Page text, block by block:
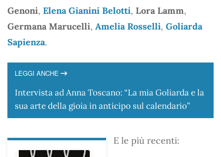
Genoni, Elena Gianini Belotti, Lora Lamm,
Germana Marucelli, Amelia Rosselli, Goliarda
Sapienza.
LEGGI ANCHE
Intervista ad Anna Toscano: “La mia Goliarda e la
sua arte della gioia in anticipo sul calendario”
E le più recenti: